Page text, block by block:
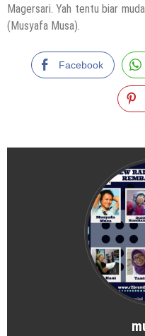
Magersari. Yah tentu biar
(Musyafa Musa).
Facebook